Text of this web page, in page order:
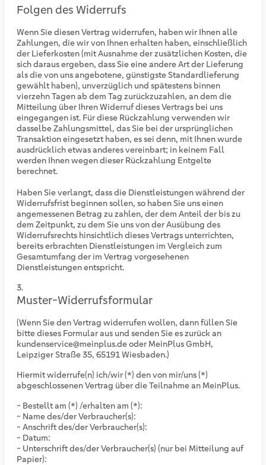
Folgen des Widerrufs
Wenn Sie diesen Vertrag widerrufen, haben wir Ihnen alle
Zahlungen, die wir von Ihnen erhalten haben, einschließlich
der Lieferkosten (mit Ausnahme der zusätzlichen Kosten, die
sich daraus ergeben, dass Sie eine andere Art der Lieferung
als die von uns angebotene, günstigste Standardlieferung
gewählt haben), unverzüglich und spätestens binnen
vierzehn Tagen ab dem Tag zurückzuzahlen, an dem die
Mitteilung über Ihren Widerruf dieses Vertrags bei uns
eingegangen ist. Für diese Rückzahlung verwenden wir
dasselbe Zahlungsmittel, das Sie bei der ursprünglichen
Transaktion eingesetzt haben, es sei denn, mit Ihnen wurde
ausdrücklich etwas anderes vereinbart; in keinem Fall
werden Ihnen wegen dieser Rückzahlung Entgelte
berechnet.
Haben Sie verlangt, dass die Dienstleistungen während der
Widerrufsfrist beginnen sollen, so haben Sie uns einen
angemessenen Betrag zu zahlen, der dem Anteil der bis zu
dem Zeitpunkt, zu dem Sie uns von der Ausübung des
Widerrufsrechts hinsichtlich dieses Vertrags unterrichten,
bereits erbrachten Dienstleistungen im Vergleich zum
Gesamtumfang der im Vertrag vorgesehenen
Dienstleistungen entspricht.
Muster-Widerrufsformular
(Wenn Sie den Vertrag widerrufen wollen, dann füllen Sie
bitte dieses Formular aus und senden Sie es zurück an
kundenservice@meinplus.de oder MeinPlus GmbH,
Leipziger Straße 35, 65191 Wiesbaden.)
Hiermit widerrufe(n) ich/wir (*) den von mir/uns (*)
abgeschlossenen Vertrag über die Teilnahme an MeinPlus.
- Bestellt am (*) /erhalten am (*):
- Name des/der Verbraucher(s):
- Anschrift des/der Verbraucher(s):
- Datum:
- Unterschrift des/der Verbraucher(s) (nur bei Mitteilung auf
Papier):